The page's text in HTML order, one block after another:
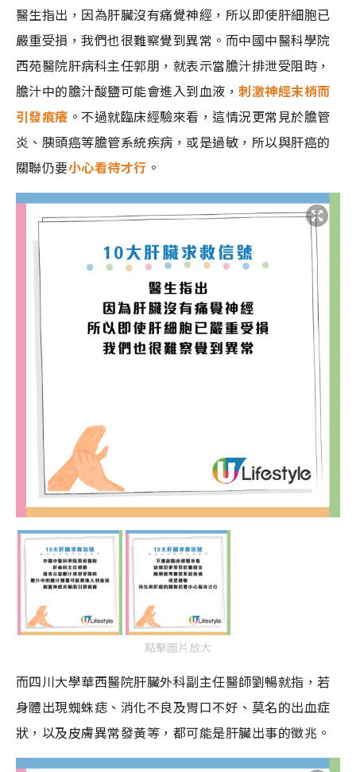
醫生指出，因為肝臟沒有痛覺神經，所以即使肝細胞已
嚴重受損，我們也很難察覺到異常。而中國中醫科學院
西苑醫院肝病科主任郭朋，就表示當膽汁排泄受阻時，
膽汁中的膽汁酸鹽可能會進入到血液，刺激神經末梢而
引發痕癢 。不過就臨床經驗來看，這情況更常見於膽管
炎、胰頭癌等膽管系統疾病，或是過敏，所以與肝癌的
關聯仍要小心看待才行 。
點擊圖片放大
而四川大學華西醫院肝臟外科副主任醫師劉暢就指，若
身體出現蜘蛛痣、消化不良及胃口不好、莫名的出血症
狀，以及皮膚異常發黃等，都可能是肝臟出事的徵兆。